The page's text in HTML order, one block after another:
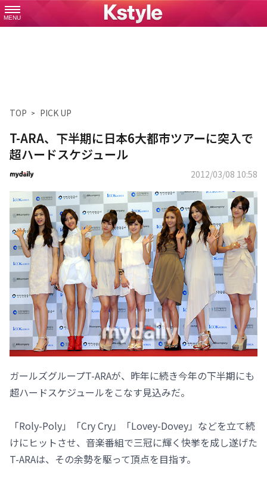
MENU
TOP PICK UP
T-ARA、下半期に日本6大都市ツアーに突入で
超ハードスケジュール
2012/03/08 10:58
ガールズグループT-ARAが、昨年に続き今年の下半期にも
超ハードスケジュールをこなす見込みだ。
「Roly-Poly」「Cry Cry」「Lovey-Dovey」などを立て続
けにヒットさせ、音楽番組で三冠に輝く快挙を成し遂げた
T-ARAは、その余勢を駆って頂点を目指す。